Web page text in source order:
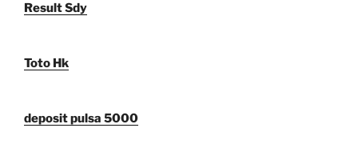
Result Sdy
Toto Hk
deposit pulsa 5000